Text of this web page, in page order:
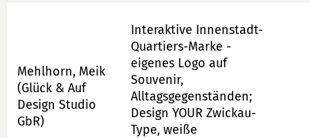
Mehlhorn, Meik
(Glück & Auf
Design Studio
GbR)
Interaktive Innenstadt-
Quartiers-Marke -
eigenes Logo auf
Souvenir,
Alltagsgegenständen;
Design YOUR Zwickau-
Type, weiße